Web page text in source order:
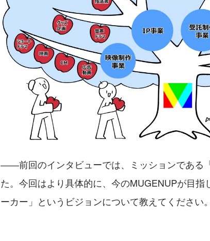
――前回のインタビューでは、ミッションである
た。今回はより具体的に、今のMUGENUPが目
ーカー」というビジョンについて教えてください。